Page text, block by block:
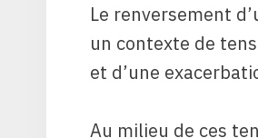
Le renversement
un contexte de
et d’une
Au milieu de ces